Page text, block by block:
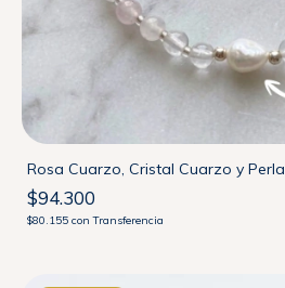
Rosa Cuarzo, Cristal Cuarzo y Perla
$94.300
$80.155 con Transferencia